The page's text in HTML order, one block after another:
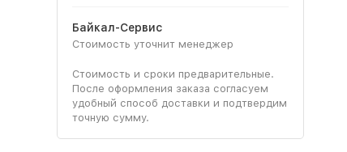
Байкал-Сервис
Стоимость уточнит менеджер
Стоимость и сроки предварительные.
После оформления заказа согласуем
удобный способ доставки и подтвердим
точную сумму.